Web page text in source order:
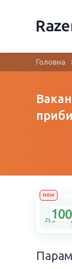
Головна
NEW